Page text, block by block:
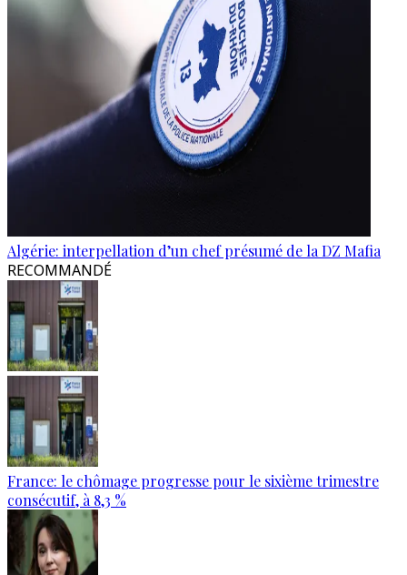
Algérie: interpellation d’un chef présumé de la DZ Mafia
RECOMMANDÉ
France: le chômage progresse pour le sixième trimestre
consécutif, à 8,3 %